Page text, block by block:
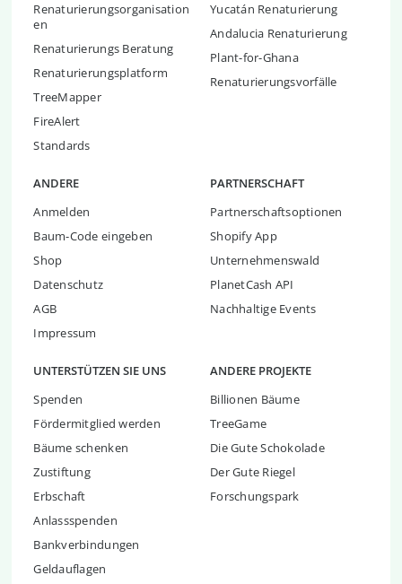
Renaturierungsorganisation
en
Renaturierungs Beratung
Renaturierungsplatform
TreeMapper
FireAlert
Standards
Yucatán Renaturierung
Andalucia Renaturierung
Plant-for-Ghana
Renaturierungsvorfälle
ANDERE
Anmelden
Baum-Code eingeben
Shop
Datenschutz
AGB
Impressum
PARTNERSCHAFT
Partnerschaftsoptionen
Shopify App
Unternehmenswald
PlanetCash API
Nachhaltige Events
UNTERSTÜTZEN SIE UNS
Spenden
Fördermitglied werden
Bäume schenken
Zustiftung
Erbschaft
Anlassspenden
Bankverbindungen
Geldauflagen
ANDERE PROJEKTE
Billionen Bäume
TreeGame
Die Gute Schokolade
Der Gute Riegel
Forschungspark